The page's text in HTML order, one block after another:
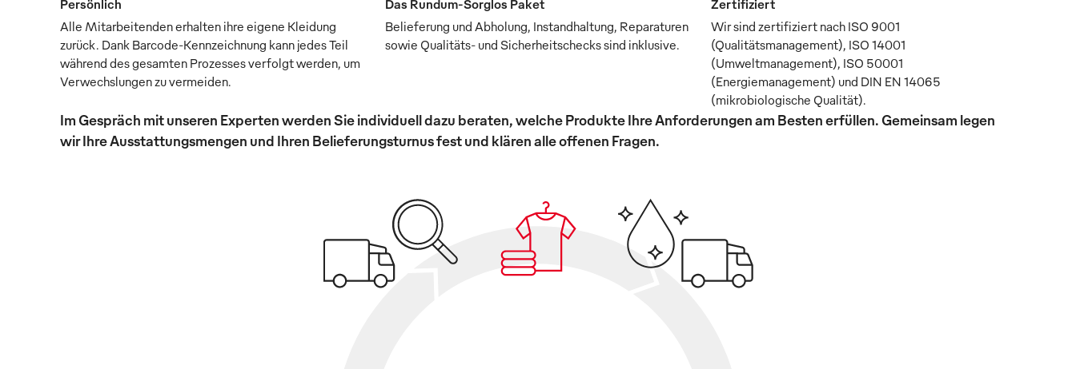
Persönlich
Alle Mitarbeitenden erhalten ihre eigene Kleidung
zurück. Dank Barcode-Kennzeichnung kann jedes Teil
während des gesamten Prozesses verfolgt werden, um
Verwechslungen zu vermeiden.
Das Rundum-Sorglos Paket
Belieferung und Abholung, Instandhaltung, Reparaturen
sowie Qualitäts- und Sicherheitschecks sind inklusive.
Zertifiziert
Wir sind zertifiziert nach ISO 9001
(Qualitätsmanagement), ISO 14001
(Umweltmanagement), ISO 50001
(Energiemanagement) und DIN EN 14065
(mikrobiologische Qualität).
Im Gespräch mit unseren Experten werden Sie individuell dazu beraten, welche Produkte Ihre Anforderungen am Besten erfüllen. Gemeinsam legen
wir Ihre Ausstattungsmengen und Ihren Belieferungsturnus fest und klären alle offenen Fragen.